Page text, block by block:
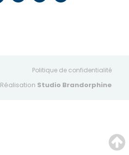
Politique de confidentialité
Réalisation Studio Brandorphine